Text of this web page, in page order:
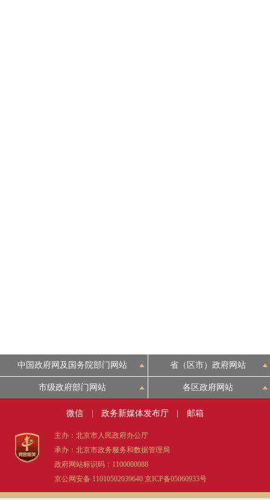
中国政府网及国务院部门网站 省（区市）政府网站
市级政府部门网站 各区政府网站
微信 政务新媒体发布厅 邮箱
主办：北京市人民政府办公厅
承办：北京市政务服务和数据管理局
政府网站标识码：1100000088
京公网安备 11010502039640 京ICP备05060933号